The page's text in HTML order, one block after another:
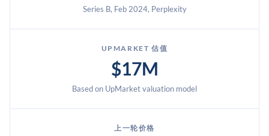
Series B, Feb 2024, Perplexity
UPMARKET 估值
$17M
Based on UpMarket valuation model
上一轮价格